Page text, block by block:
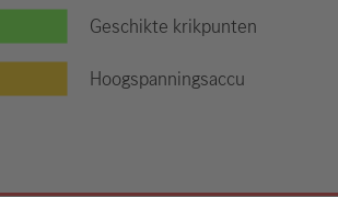
Geschikte krikpunten
Hoogspanningsaccu